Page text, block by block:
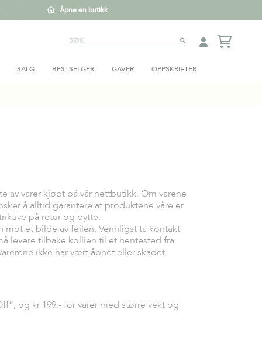
Åpne en butikk
SALG BESTSELGER GAVER OPPSKRIFTER
av varer kjøpt på vår nettbutikk. Om varene
å alltid garantere at produktene våre er
på retur og bytte.
mot et bilde av feilen. Vennligst ta kontakt
levere tilbake kollien til et hentested fra
ikke har vært åpnet eller skadet.
og kr 199,- for varer med større vekt og